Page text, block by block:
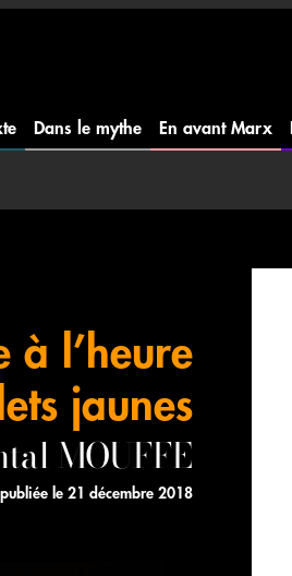
Dans le mythe En avant Marx
à l’heure
jaunes
MOUFFE
publiée le 21 décembre 2018